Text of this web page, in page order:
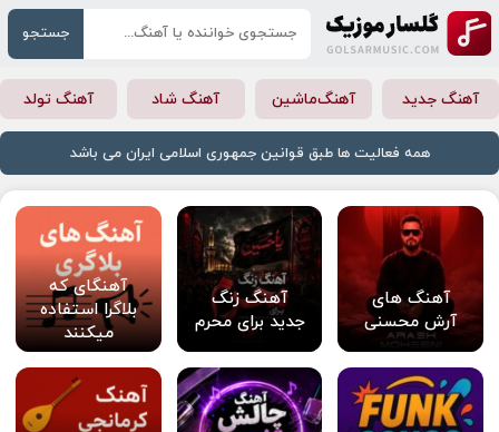
جستجو
آهنگ جدید آهنگ‌ماشین آهنگ شاد آهنگ تولد
همه فعالیت ها طبق قوانین جمهوری اسلامی ایران می باشد
آهنگ های
آرش محسنی
آهنگ زنگ
جدید برای محرم
آهنگای که
بلاگرا استفاده
میکنند